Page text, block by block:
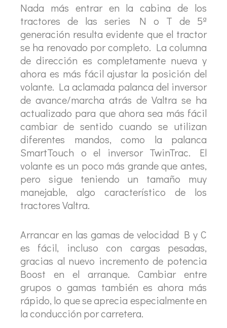
Nada más entrar en la cabina de los
tractores de las series N o T de 5ª
generación resulta evidente que el tractor
se ha renovado por completo. La columna
de dirección es completamente nueva y
ahora es más fácil ajustar la posición del
volante. La aclamada palanca del inversor
de avance/marcha atrás de Valtra se ha
actualizado para que ahora sea más fácil
cambiar de sentido cuando se utilizan
diferentes mandos, como la palanca
SmartTouch o el inversor TwinTrac. El
volante es un poco más grande que antes,
pero sigue teniendo un tamaño muy
manejable, algo característico de los
tractores Valtra.
Arrancar en las gamas de velocidad B y C
es fácil, incluso con cargas pesadas,
gracias al nuevo incremento de potencia
Boost en el arranque. Cambiar entre
grupos o gamas también es ahora más
rápido, lo que se aprecia especialmente en
la conducción por carretera.